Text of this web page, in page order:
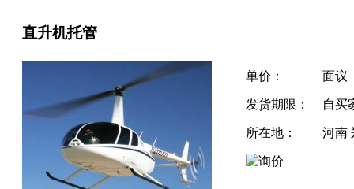
直升机托管
单价： 面议
发货期限： 自买
所在地： 河南